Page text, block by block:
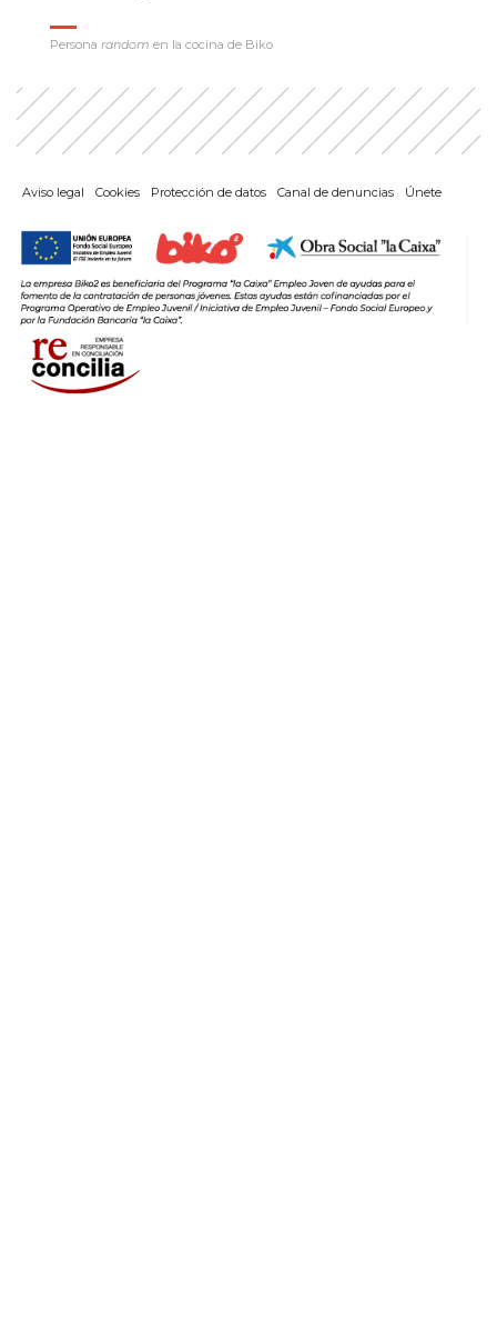
Persona random en la cocina de Biko
Aviso legal Cookies Protección de datos Canal de denuncias Únete